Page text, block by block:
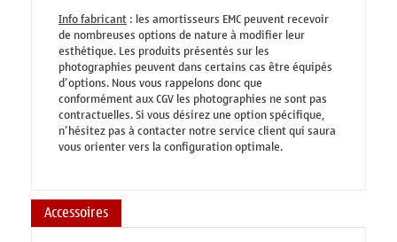
Info fabricant: les amortisseurs EMC peuvent recevoir
de nombreuses options de nature à modifier leur
esthétique. Les produits présentés sur les
photographies peuvent dans certains cas être équipés
d’options. Nous vous rappelons donc que
conformément aux CGV les photographies ne sont pas
contractuelles. Si vous désirez une option spécifique,
n’hésitez pas à contacter notre service client qui saura
vous orienter vers la configuration optimale.
Accessoires